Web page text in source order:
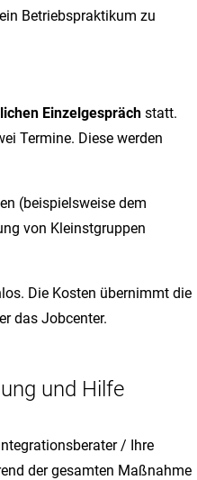
Betriebspraktikum zu
Einzelgespräch statt.
Termine. Diese werden
(beispielsweise dem
von Kleinstgruppen
Die Kosten übernimmt die
das Jobcenter.
und Hilfe
/ Ihre
der gesamten Maßnahme